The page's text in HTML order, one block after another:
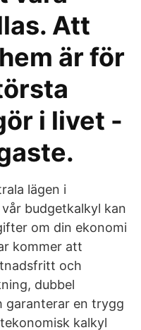
Att
är för
i livet -
lägen i
budgetkalkyl kan
om din ekonomi
kommer att
och
dubbel
garanterar en trygg
kalkyl